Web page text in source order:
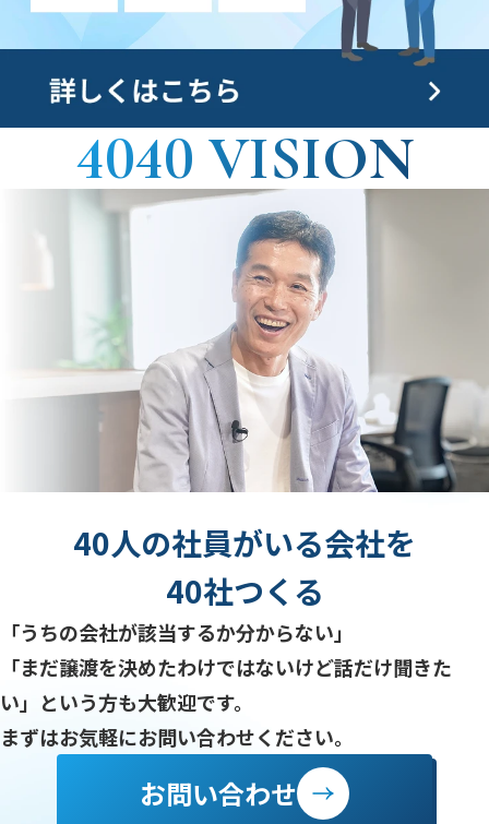
4040 VISION
40人の社員がいる会社を
40社つくる
「うちの会社が該当するか分からない」
「まだ譲渡を決めたわけではないけど話だけ聞きた
い」という方も大歓迎です。
まずはお気軽にお問い合わせください。
お問い合わせ